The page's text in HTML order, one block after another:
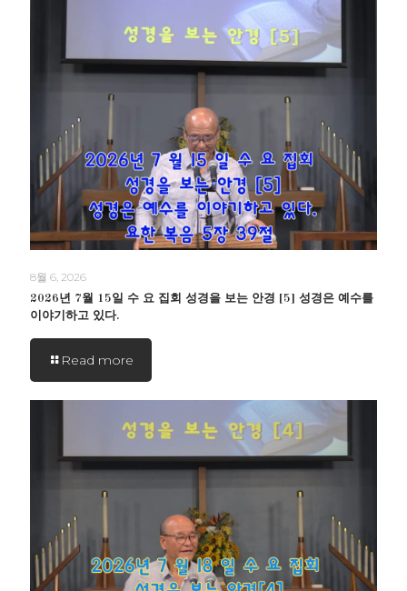
8월 6, 2026
2026년 7월 15일 수 요 집회 성경을 보는 안경 [5] 성경은 예수를
이야기하고 있다.
Read more